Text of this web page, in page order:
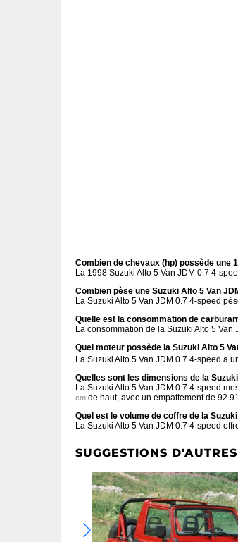
Combien de chevaux (hp) possède une
La 1998 Suzuki Alto 5 Van JDM 0.7 4-
Combien pèse une Suzuki Alto 5 Van
La Suzuki Alto 5 Van JDM 0.7 4-speed
Quelle est la consommation de
La consommation de la Suzuki Alto 5 Van
Quel moteur possède la Suzuki Alto 5
La Suzuki Alto 5 Van JDM 0.7 4-speed a
Quelles sont les dimensions de la
La Suzuki Alto 5 Van JDM 0.7 4-speed
cm de haut, avec un empattement de
Quel est le volume de coffre de la
La Suzuki Alto 5 Van JDM 0.7 4-speed
SUGGESTIONS